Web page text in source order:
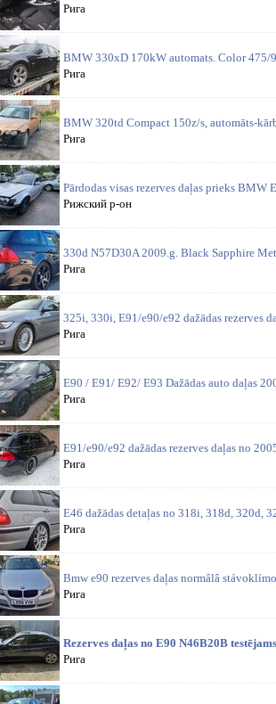
Рига
BMW 330xD 170kW automats. Color 475/
Рига
BMW 320td Compact 150z/s, automāts-
Рига
Pārdodas visas rezerves daļas prieks BMW
Рижский р-он
330d N57D30A 2009.g. Black Sapphire
Рига
325i, 330i, E91/e90/e92 dažādas rezerves
Рига
E90 / E91/ E92/ E93 Dažādas auto daļas
Рига
E91/e90/e92 dažādas rezerves daļas no
Рига
E46 dažādas detaļas no 318i, 318d, 320d,
Рига
Bmw e90 rezerves daļas normâlâ
Рига
Rezerves daļas no E90 N46B20B
Рига